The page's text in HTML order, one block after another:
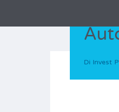
Di Invest